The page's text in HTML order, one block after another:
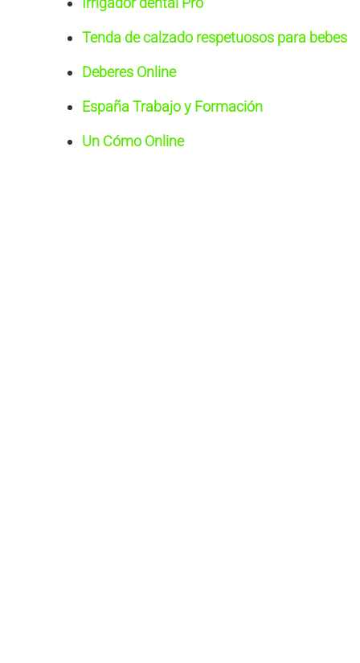
Tenda de calzado respetuosos para bebes
Deberes Online
España Trabajo y Formación
Un Cómo Online